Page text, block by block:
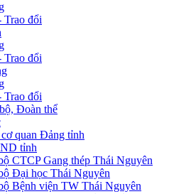
Trao đổi
Trao đổi
Trao đổi
Đoàn thể
quan Đảng tỉnh
tỉnh
CTCP Gang thép Thái Nguyên
Đại học Thái Nguyên
Bệnh viện TW Thái Nguyên